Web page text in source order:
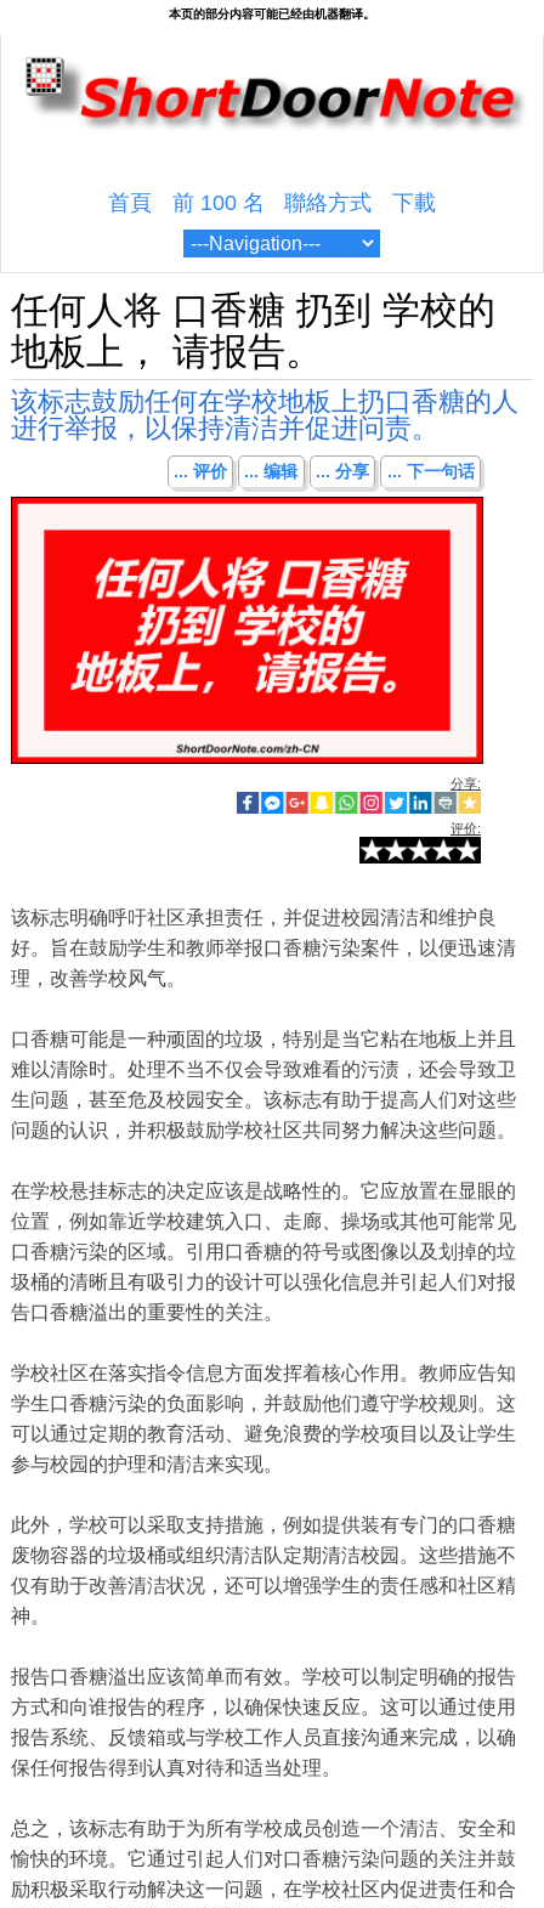
首頁 前 100 名 聯絡方式 下載
任何人将 口香糖 扔到 学校的
地板上， 请报告。
该标志鼓励任何在学校地板上扔口香糖的人
进行举报，以保持清洁并促进问责。
... 评价 ... 编辑 ... 分享 ... 下一句话
分享:
评价:
该标志明确呼吁社区承担责任，并促进校园清洁和维护良
好。旨在鼓励学生和教师举报口香糖污染案件，以便迅速清
理，改善学校风气。
口香糖可能是一种顽固的垃圾，特别是当它粘在地板上并且
难以清除时。处理不当不仅会导致难看的污渍，还会导致卫
生问题，甚至危及校园安全。该标志有助于提高人们对这些
问题的认识，并积极鼓励学校社区共同努力解决这些问题。
在学校悬挂标志的决定应该是战略性的。它应放置在显眼的
位置，例如靠近学校建筑入口、走廊、操场或其他可能常见
口香糖污染的区域。引用口香糖的符号或图像以及划掉的垃
圾桶的清晰且有吸引力的设计可以强化信息并引起人们对报
告口香糖溢出的重要性的关注。
学校社区在落实指令信息方面发挥着核心作用。教师应告知
学生口香糖污染的负面影响，并鼓励他们遵守学校规则。这
可以通过定期的教育活动、避免浪费的学校项目以及让学生
参与校园的护理和清洁来实现。
此外，学校可以采取支持措施，例如提供装有专门的口香糖
废物容器的垃圾桶或组织清洁队定期清洁校园。这些措施不
仅有助于改善清洁状况，还可以增强学生的责任感和社区精
神。
报告口香糖溢出应该简单而有效。学校可以制定明确的报告
方式和向谁报告的程序，以确保快速反应。这可以通过使用
报告系统、反馈箱或与学校工作人员直接沟通来完成，以确
保任何报告得到认真对待和适当处理。
总之，该标志有助于为所有学校成员创造一个清洁、安全和
愉快的环境。它通过引起人们对口香糖污染问题的关注并鼓
励积极采取行动解决这一问题，在学校社区内促进责任和合